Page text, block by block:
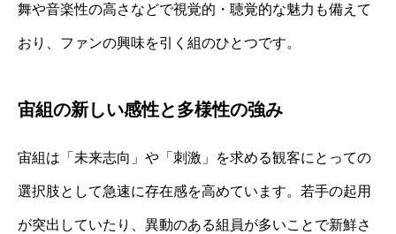
舞や音楽性の高さなどで視覚的・聴覚的な魅力も備えて
おり、ファンの興味を引く組のひとつです。
宙組の新しい感性と多様性の強み
宙組は「未来志向」や「刺激」を求める観客にとっての
選択肢として急速に存在感を高めています。若手の起用
が突出していたり、異動のある組員が多いことで新鮮さ